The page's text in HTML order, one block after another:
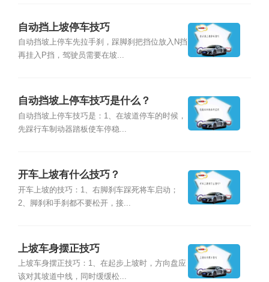
自动挡上坡停车技巧
自动挡坡上停车先拉手刹，踩脚刹把挡位放入N挡
再挂入P挡，驾驶员需要在坡...
自动挡坡上停车技巧是什么？
自动挡坡上停车技巧是：1、在坡道停车的时候，
先踩行车制动器踏板使车停稳...
开车上坡有什么技巧？
开车上坡的技巧：1、右脚刹车踩死将车启动；
2、脚刹和手刹都不要松开，接...
上坡车身摆正技巧
上坡车身摆正技巧：1、在起步上坡时，方向盘应
该对其坡道中线，同时缓缓松...